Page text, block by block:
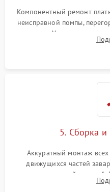
Компонентный ремонт
неисправной помпы,
жерновов. Установка
ring) и тефлоновых
5. Сборка и
Аккуратный монтаж всех
движущихся частей
силиконовой
декальцинации и